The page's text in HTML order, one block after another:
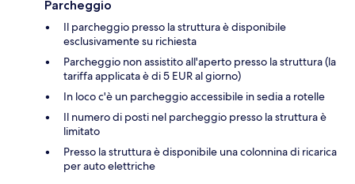
Parcheggio
Il parcheggio presso la struttura è disponibile
esclusivamente su richiesta
Parcheggio non assistito all'aperto presso la struttura (la
tariffa applicata è di 5 EUR al giorno)
In loco c'è un parcheggio accessibile in sedia a rotelle
Il numero di posti nel parcheggio presso la struttura è
limitato
Presso la struttura è disponibile una colonnina di ricarica
per auto elettriche